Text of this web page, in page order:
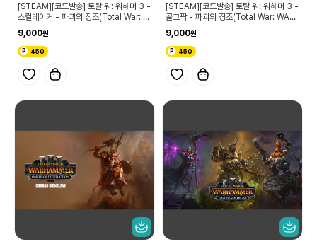
[STEAM][코드발송] 토탈 워: 워해머 3 -
스컬테이커 - 파괴의 징조(Total War: W
ns of Destruction)
9,000
450
[STEAM][코드발송] 토탈 워: 워해머 3 -
골그팍 - 파괴의 징조(Total War: WAR
Destruction)
9,000
450